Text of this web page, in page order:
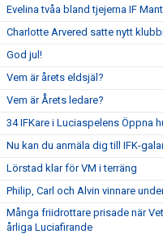
Evelina tvåa bland tjejerna IF
Charlotte Arvered satte nytt
God jul!
Vem är årets eldsjäl?
Vem är Årets ledare?
34 IFKare i Luciaspelens Öppna
Nu kan du anmäla dig till IFK-
Lörstad klar för VM i terräng
Philip, Carl och Alvin vinnare
Många friidrottare prisade när
årliga Luciafirande